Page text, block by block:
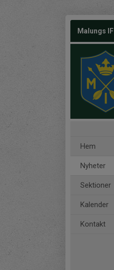
Malungs IF
Hem
Nyheter
Sektioner
Kalender
Kontakt